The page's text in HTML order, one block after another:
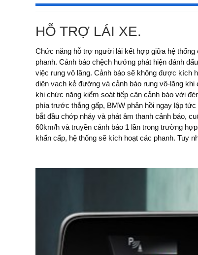
HỖ TRỢ LÁI XE.
Chức năng hỗ trợ người lái kết hợp giữa hệ
phanh. Cảnh báo chệch hướng phát hiện đánh
việc rung vô lăng. Cảnh báo sẽ không được kích
diện vạch kẻ đường và cảnh báo rung vô-lăng
khi chức năng kiểm soát tiếp cận cảnh báo với
phía trước thắng gấp, BMW phản hồi ngay lập
bắt đầu chớp nháy và phát âm thanh cảnh báo,
60km/h và truyền cảnh báo 1 lần trong trường
khẩn cấp, hệ thống sẽ kích hoạt các phanh. Tuy